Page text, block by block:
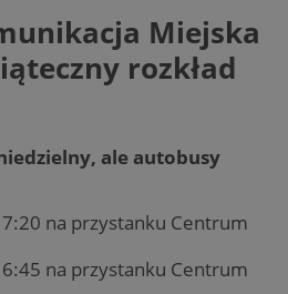
Miejska
rozkład
ale autobusy
na przystanku Centrum
na przystanku Centrum